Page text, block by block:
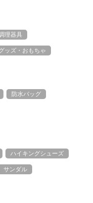
理器具
ッズ・おもちゃ
防水バッグ
ハイキングシューズ
サンダル